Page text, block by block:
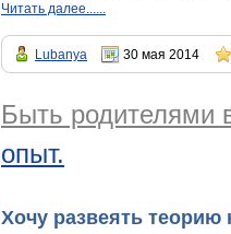
Читать далее......
Lubanya 30 мая 2014
Быть родителями
опыт.
Хочу развеять теорию